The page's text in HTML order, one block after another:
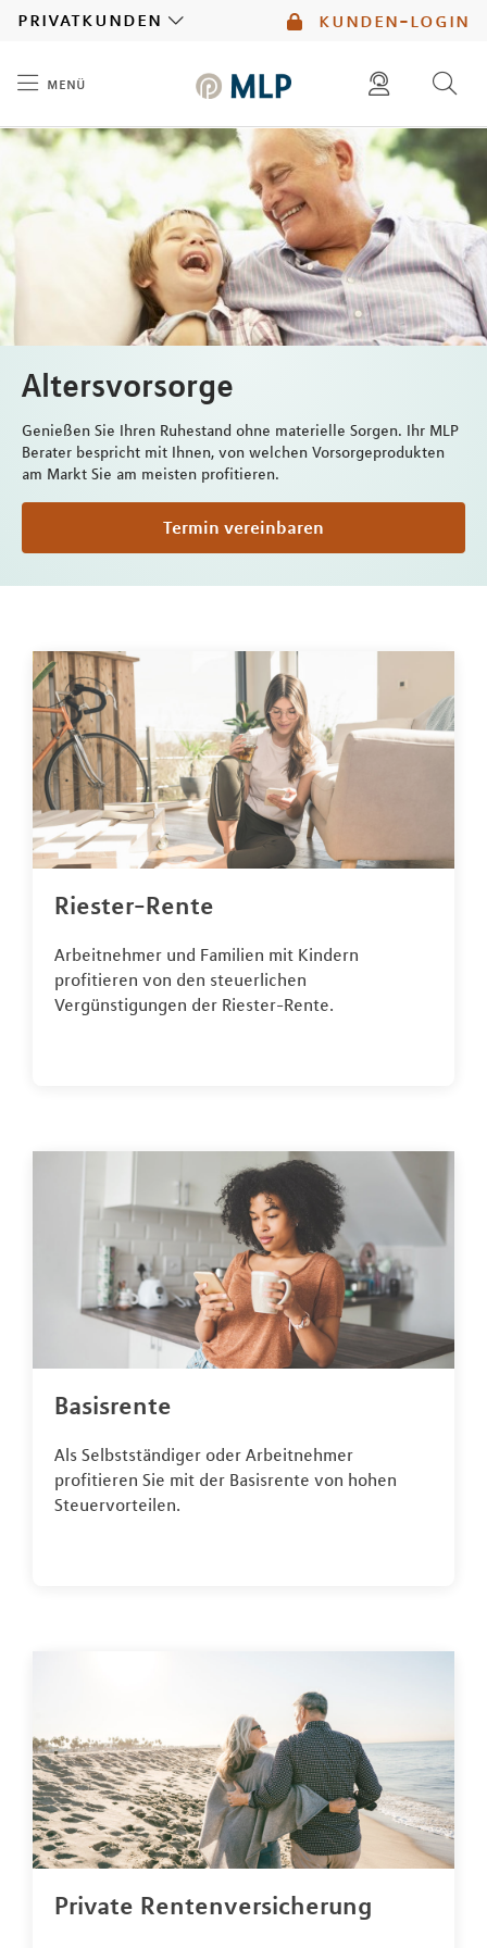
kunden-login
privatkunden
menü
diese website durchsuchen
mlp berater finden
Inhalt
Altersvorsorge
Genießen Sie Ihren Ruhestand ohne materielle Sorgen. Ihr MLP
Berater bespricht mit Ihnen, von welchen Vorsorgeprodukten
am Markt Sie am meisten profitieren.
Termin vereinbaren
Riester-Rente
Arbeitnehmer und Familien mit Kindern
profitieren von den steuerlichen
Vergünstigungen der Riester-Rente.
Basisrente
Als Selbstständiger oder Arbeitnehmer
profitieren Sie mit der Basisrente von hohen
Steuervorteilen.
Private Rentenversicherung